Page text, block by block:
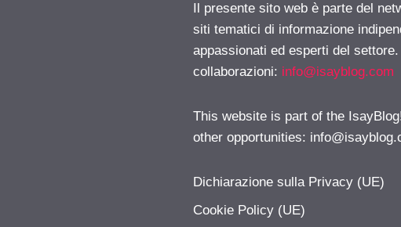
Il presente sito web è parte del
siti tematici di informazione
appassionati ed esperti del
collaborazioni: info@isayblog.com
This website is part of the
other opportunities:
Dichiarazione sulla Privacy (UE)
Cookie Policy (UE)